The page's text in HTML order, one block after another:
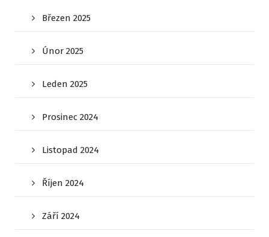
Březen 2025
Únor 2025
Leden 2025
Prosinec 2024
Listopad 2024
Říjen 2024
Září 2024